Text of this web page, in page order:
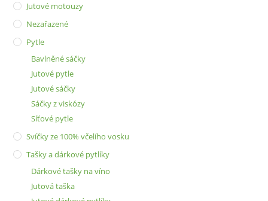
Jutové motouzy
Nezařazené
Pytle
Bavlněné sáčky
Jutové pytle
Jutové sáčky
Sáčky z viskózy
Síťové pytle
Svíčky ze 100% včelího vosku
Tašky a dárkové pytlíky
Dárkové tašky na víno
Jutová taška